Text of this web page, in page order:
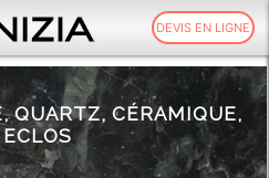
DEVIS EN LIGNE
QUARTZ, CÉRAMIQUE,